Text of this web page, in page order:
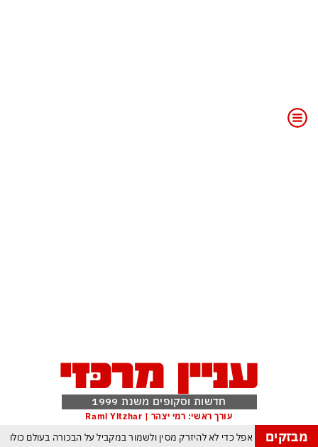
חדשות וסקופים משנת 1999
עורך ראשי: רמי יצהר | Rami Yitzhar
מבזקים
הטריק של אפל כדי לא להיזרק מסין ולשמור במקביל על הבכורה בעולם כולו